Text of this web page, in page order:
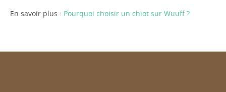
En savoir plus : Pourquoi choisir un chiot sur Wuuff ?